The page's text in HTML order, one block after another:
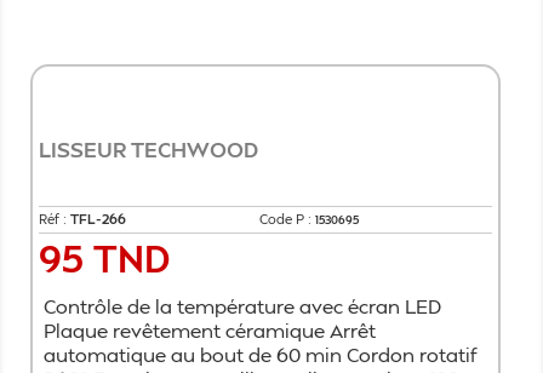
LISSEUR TECHWOOD
Réf : TFL-266 Code P : 1530695
Prix
95 TND
Contrôle de la température avec écran LED
Plaque revêtement céramique Arrêt
automatique au bout de 60 min Cordon rotatif